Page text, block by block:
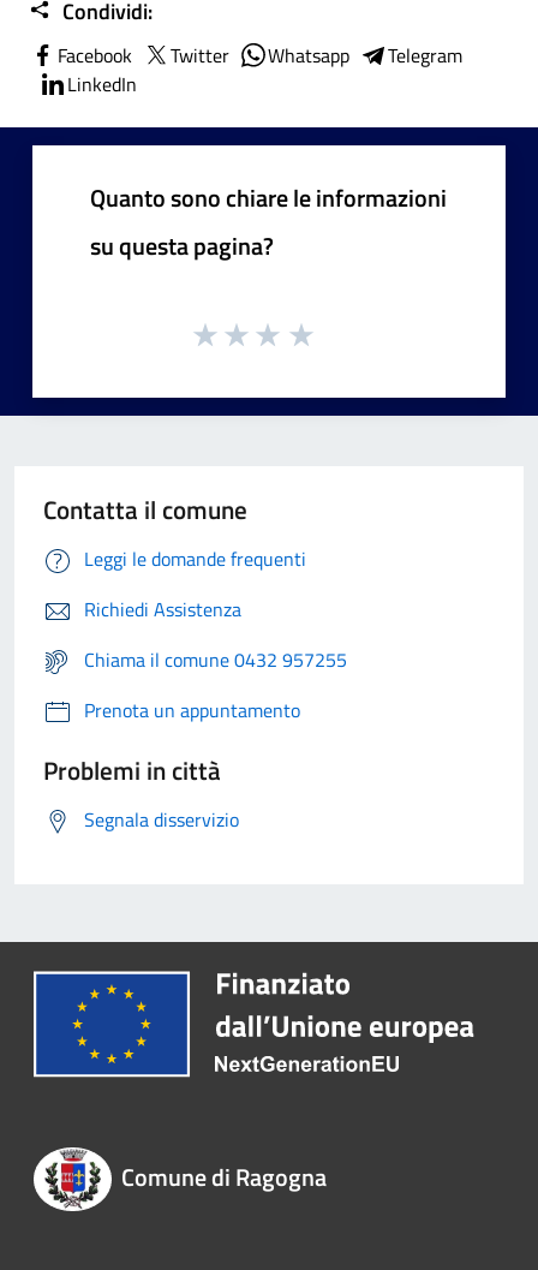
Condividi:
Facebook Twitter Whatsapp
Telegram
LinkedIn
Quanto sono chiare le informazioni
su questa pagina?
Contatta il comune
Leggi le domande frequenti
Richiedi Assistenza
Chiama il comune 0432 957255
Prenota un appuntamento
Problemi in città
Segnala disservizio
Comune di Ragogna